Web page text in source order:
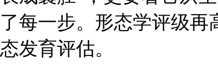
了每一步。形态学评级
态发育评估。